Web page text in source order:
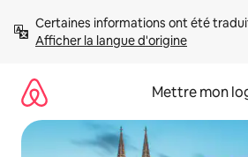
directement
Afficher la langue d'origine
Mettre mon